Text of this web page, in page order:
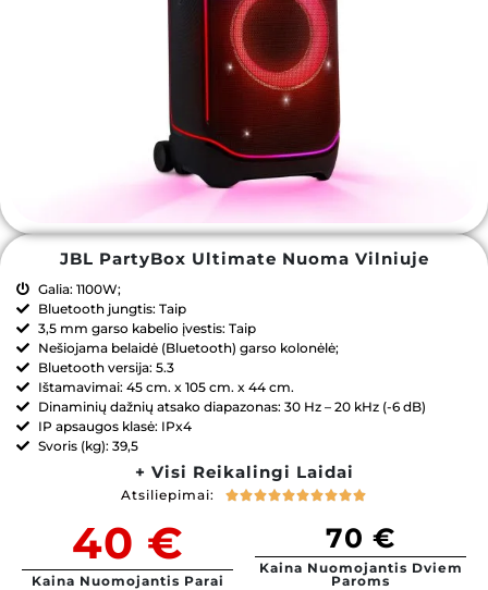
JBL PartyBox Ultimate Nuoma Vilniuje
Galia: 1100W;
Bluetooth jungtis: Taip
3,5 mm garso kabelio įvestis: Taip
Nešiojama belaidė (Bluetooth) garso kolonėlė;
Bluetooth versija: 5.3
Ištamavimai: 45 cm. x 105 cm. x 44 cm.
Dinaminių dažnių atsako diapazonas: 30 Hz – 20 kHz (-6 dB)
IP apsaugos klasė: IPx4
Svoris (kg): 39,5
+ Visi Reikalingi Laidai
Atsiliepimai: 
40 €
Kaina Nuomojantis Parai
70 €
Kaina Nuomojantis Dviem
Paroms